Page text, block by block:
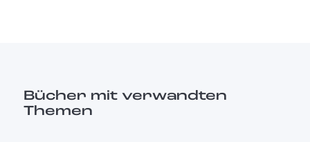
Bücher mit verwandten
Themen